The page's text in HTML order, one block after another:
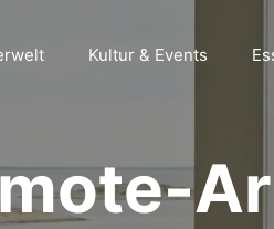
Kultur & Events